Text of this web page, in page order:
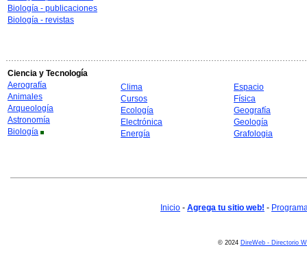
Biología - publicaciones
Biología - revistas
Ciencia y Tecnología
Aerografía
Animales
Arqueología
Astronomía
Biología
Clima
Cursos
Ecología
Electrónica
Energía
Espacio
Física
Geografía
Geología
Grafologia
Inicio - Agrega tu sitio web! -
© 2024 DireWeb - Directorio